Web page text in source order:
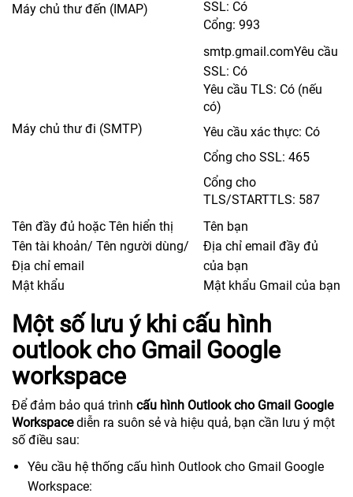
Máy chủ thư đến (IMAP)
SSL: Có
Cổng: 993
Máy chủ thư đi (SMTP)
smtp.gmail.comYêu cầu
SSL: Có
Yêu cầu TLS: Có (nếu
có)
Yêu cầu xác thực: Có
Cổng cho SSL: 465
Cổng cho
TLS/STARTTLS: 587
Tên đầy đủ hoặc Tên hiển thị
Tên bạn
Tên tài khoản/ Tên người dùng/
Địa chỉ email
Địa chỉ email đầy đủ
của bạn
Mật khẩu
Mật khẩu Gmail của bạn
Một số lưu ý khi cấu hình
outlook cho Gmail Google
workspace
Để đảm bảo quá trình cấu hình Outlook cho Gmail Google
Workspacediễn ra suôn sẻ và hiệu quả, bạn cần lưu ý một
số điều sau:
Yêu cầu hệ thống cấu hình Outlook cho Gmail Google
Workspace: